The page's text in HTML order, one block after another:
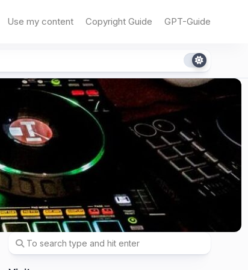
Use my content Copyright Guide GPT-Guide